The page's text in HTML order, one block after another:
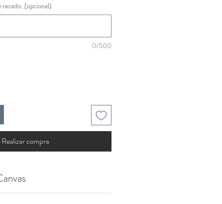
recado: (opcional)
0/500
Realizar compra